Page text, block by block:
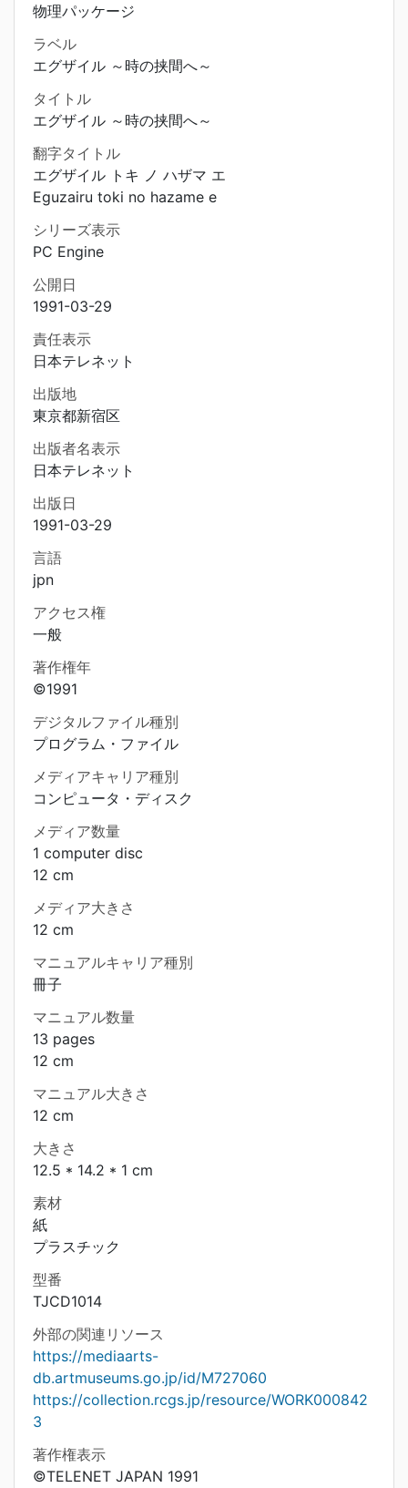
物理パッケージ
ラベル
エグザイル ～時の挟間へ～
タイトル
エグザイル ～時の挟間へ～
翻字タイトル
エグザイル トキ ノ ハザマ エ
Eguzairu toki no hazame e
シリーズ表示
PC Engine
公開日
1991-03-29
責任表示
日本テレネット
出版地
東京都新宿区
出版者名表示
日本テレネット
出版日
1991-03-29
言語
jpn
アクセス権
一般
著作権年
©1991
デジタルファイル種別
プログラム・ファイル
メディアキャリア種別
コンピュータ・ディスク
メディア数量
1 computer disc
12 cm
メディア大きさ
12 cm
マニュアルキャリア種別
冊子
マニュアル数量
13 pages
12 cm
マニュアル大きさ
12 cm
大きさ
12.5 * 14.2 * 1 cm
素材
紙
プラスチック
型番
TJCD1014
外部の関連リソース
https://mediaarts-
db.artmuseums.go.jp/id/M727060
https://collection.rcgs.jp/resource/WORK000842
3
著作権表示
©TELENET JAPAN 1991